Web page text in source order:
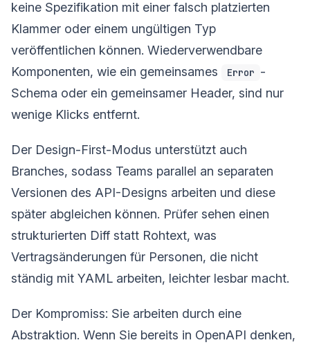
keine Spezifikation mit einer falsch platzierten
Klammer oder einem ungültigen Typ
veröffentlichen können. Wiederverwendbare
Komponenten, wie ein gemeinsames
Error -
Schema oder ein gemeinsamer Header, sind nur
wenige Klicks entfernt.
Der Design-First-Modus unterstützt auch
Branches, sodass Teams parallel an separaten
Versionen des API-Designs arbeiten und diese
später abgleichen können. Prüfer sehen einen
strukturierten Diff statt Rohtext, was
Vertragsänderungen für Personen, die nicht
ständig mit YAML arbeiten, leichter lesbar macht.
Der Kompromiss: Sie arbeiten durch eine
Abstraktion. Wenn Sie bereits in OpenAPI denken,